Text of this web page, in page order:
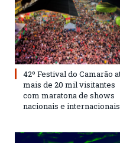
42º Festival do Camarão
mais de 20 mil visitantes
com maratona de shows
nacionais e internacionais